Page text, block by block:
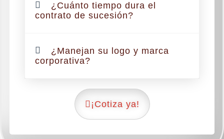
¿Cuánto tiempo dura el
contrato de sucesión?
¿Manejan su logo y marca
corporativa?
¡Cotiza ya!